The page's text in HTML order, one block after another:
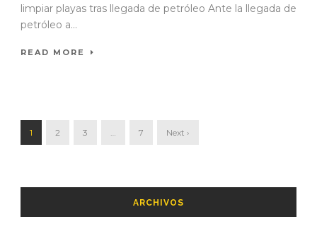
limpiar playas tras llegada de petróleo Ante la llegada de
petróleo a...
READ MORE
1 2 3 7 Next ›
ARCHIVOS